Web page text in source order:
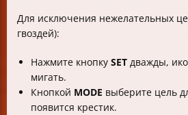
Для исключения нежелательных
гвоздей):
Нажмите кнопку SET дважды,
мигать.
Кнопкой MODE выберите цель
появится крестик.